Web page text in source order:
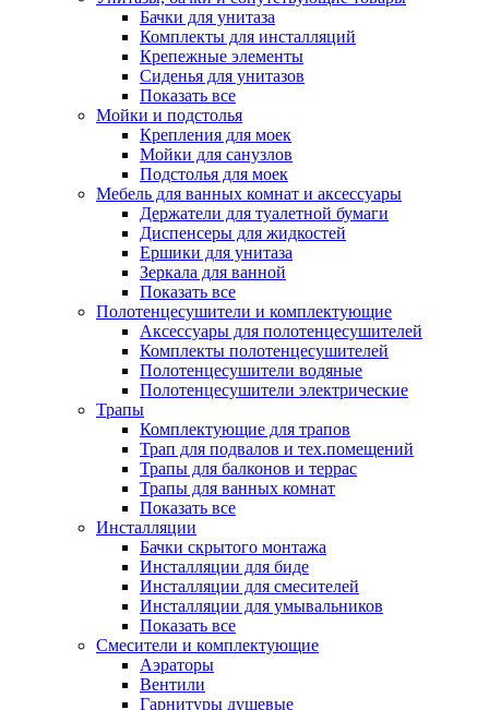
Бачки для унитаза
Комплекты для инсталляций
Крепежные элементы
Сиденья для унитазов
Показать все
Мойки и подстолья
Крепления для моек
Мойки для санузлов
Подстолья для моек
Мебель для ванных комнат и аксессуары
Держатели для туалетной бумаги
Диспенсеры для жидкостей
Ершики для унитаза
Зеркала для ванной
Показать все
Полотенцесушители и комплектующие
Аксессуары для полотенцесушителей
Комплекты полотенцесушителей
Полотенцесушители водяные
Полотенцесушители электрические
Трапы
Комплектующие для трапов
Трап для подвалов и тех.помещений
Трапы для балконов и террас
Трапы для ванных комнат
Показать все
Инсталляции
Бачки скрытого монтажа
Инсталляции для биде
Инсталляции для смесителей
Инсталляции для умывальников
Показать все
Смесители и комплектующие
Аэраторы
Вентили
Гарнитуры душевые